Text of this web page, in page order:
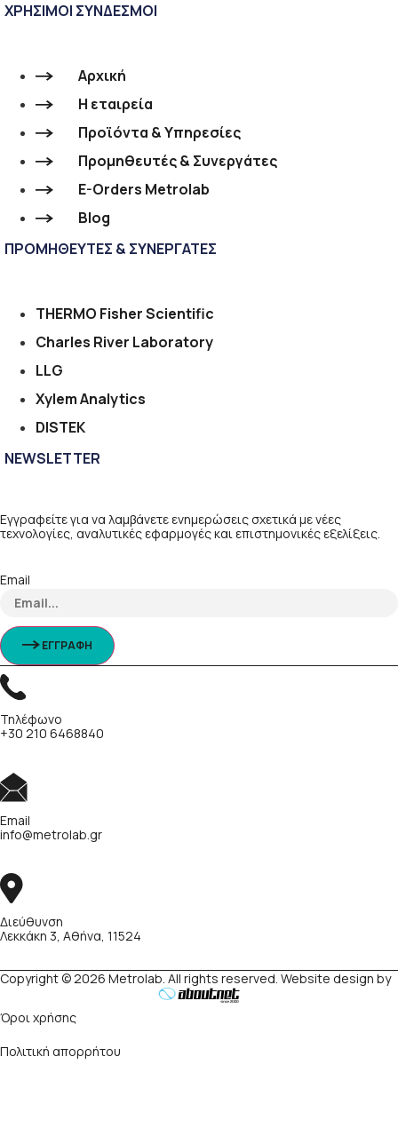
ΧΡΗΣΙΜΟΙ ΣΥΝΔΕΣΜΟΙ
Αρχική
Η εταιρεία
Προϊόντα & Υπηρεσίες
Προμηθευτές & Συνεργάτες
E-Orders Metrolab
Blog
ΠΡΟΜΗΘΕΥΤΕΣ & ΣΥΝΕΡΓΑΤΕΣ
THERMO Fisher Scientific
Charles River Laboratory
LLG
Xylem Analytics
DISTEK
NEWSLETTER
Εγγραφείτε για να λαμβάνετε ενημερώσεις σχετικά με νέες
τεχνολογίες, αναλυτικές εφαρμογές και επιστημονικές εξελίξεις.
Email
ΕΓΓΡΑΦΗ
Τηλέφωνο
+30 210 6468840
Email
info@metrolab.gr
Διεύθυνση
Λεκκάκη 3, Αθήνα, 11524
Copyright © 2026 Metrolab. All rights reserved. Website design by
Όροι χρήσης
Πολιτική απορρήτου